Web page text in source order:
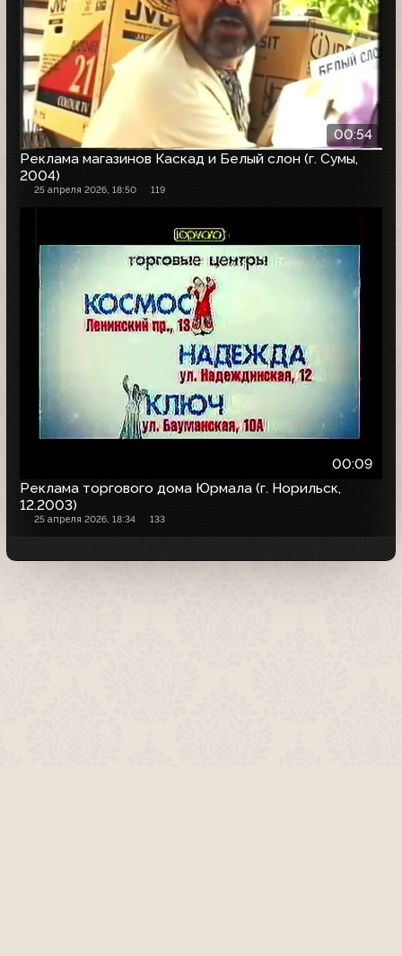
00:54
Реклама магазинов Каскад и Белый слон (г. Сумы,
2004)
25 апреля 2026, 18:50 119
00:09
Реклама торгового дома Юрмала (г. Норильск,
12.2003)
25 апреля 2026, 18:34 133